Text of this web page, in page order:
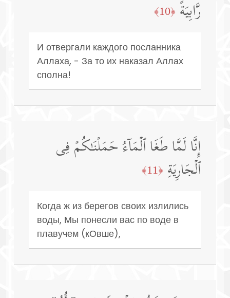
رَّابِیَةً ﴿10﴾
И отвергали каждого посланника
Аллаха, - За то их наказал Аллах
сполна!
إِنَّا لَمَّا طَغَا ٱلۡمَاۤءُ حَمَلۡنَـٰكُمۡ فِی
ٱلۡجَارِیَةِ ﴿11﴾
Когда ж из берегов своих излились
воды, Мы понесли вас по воде в
плавучем (кОвше),